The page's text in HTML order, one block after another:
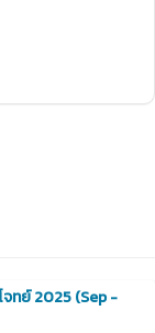
ทย์ 2025 (Sep -